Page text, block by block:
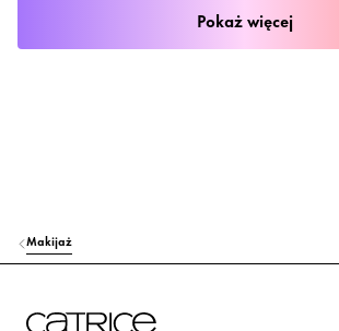
Pokaż więcej
Makijaż